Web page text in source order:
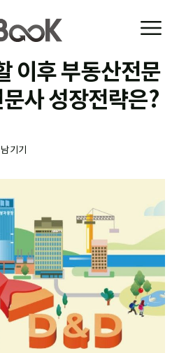
이후 부동산전문
사 성장전략은?
기기